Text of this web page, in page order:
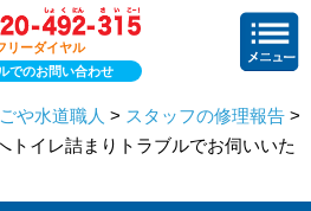
リーダイヤル
でのお問い合わせ
や水道職人 > スタッフの修理報告 >
トイレ詰まりトラブルでお伺いいた